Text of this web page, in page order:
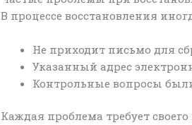
В процессе восстановления
Не приходит письмо для
Указанный адрес
Контрольные вопросы
Каждая проблема требует